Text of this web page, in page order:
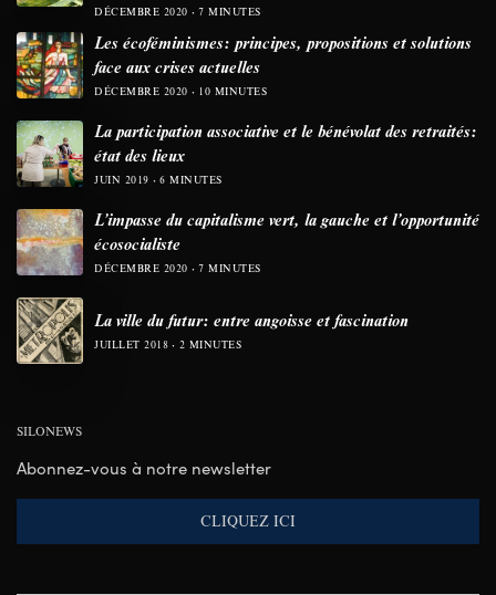
DÉCEMBRE 2020 7 MINUTES
Les écoféminismes: principes, propositions et solutions
face aux crises actuelles
DÉCEMBRE 2020 10 MINUTES
La participation associative et le bénévolat des retraités:
état des lieux
JUIN 2019 6 MINUTES
L’impasse du capitalisme vert, la gauche et l’opportunité
écosocialiste
DÉCEMBRE 2020 7 MINUTES
La ville du futur: entre angoisse et fascination
JUILLET 2018 2 MINUTES
SILONEWS
Abonnez-vous à notre newsletter
CLIQUEZ ICI